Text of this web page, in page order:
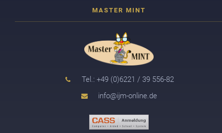
Tel.: +49 (0)6221 / 39 556-82
info@ijm-online.de